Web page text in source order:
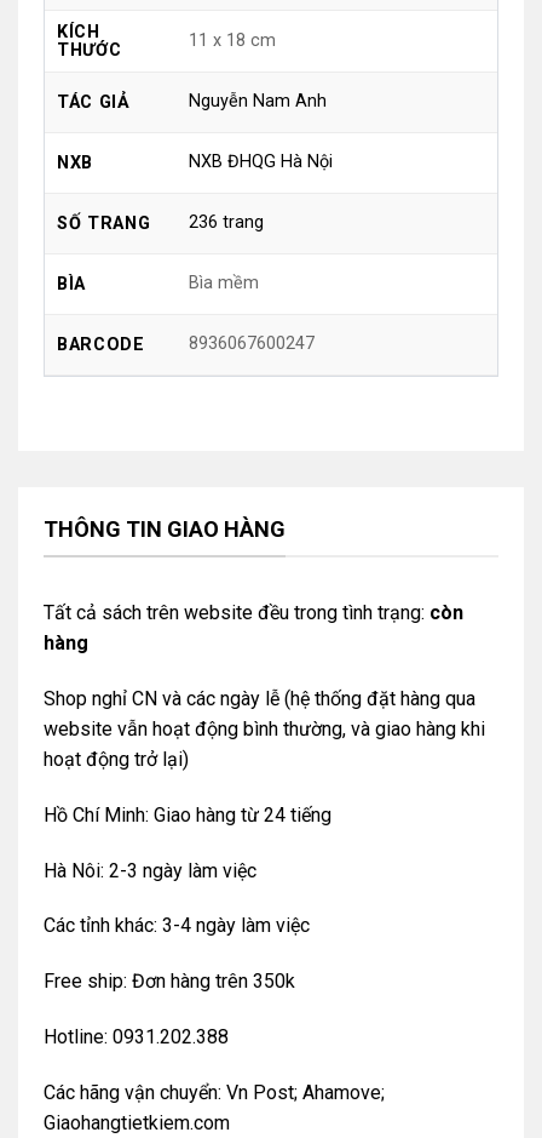
KÍCH
THƯỚC
11 x 18 cm
TÁC GIẢ Nguyễn Nam Anh
NXB NXB ĐHQG Hà Nội
SỐ TRANG 236 trang
BÌA Bìa mềm
BARCODE 8936067600247
THÔNG TIN GIAO HÀNG
Tất cả sách trên website đều trong tình trạng: còn
hàng
Shop nghỉ CN và các ngày lễ (hệ thống đặt hàng qua
website vẫn hoạt động bình thường, và giao hàng khi
hoạt động trở lại)
Hồ Chí Minh: Giao hàng từ 24 tiếng
Hà Nôi: 2-3 ngày làm việc
Các tỉnh khác: 3-4 ngày làm việc
Free ship: Đơn hàng trên 350k
Hotline: 0931.202.388
Các hãng vận chuyển: Vn Post; Ahamove;
Giaohangtietkiem.com